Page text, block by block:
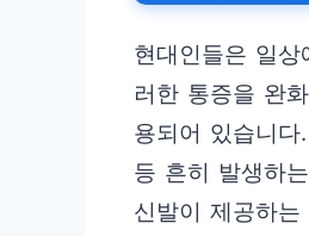
현대인들은 일
러한 통증을 완
용되어 있습니
등 흔히 발생하
신발이 제공하